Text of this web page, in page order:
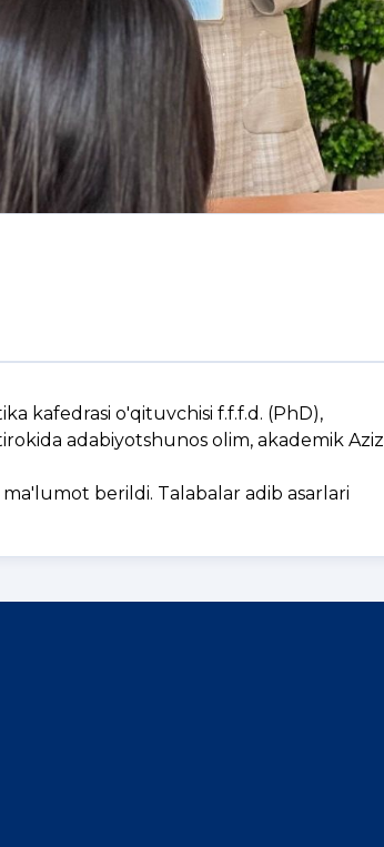
kafedrasi o'qituvchisi f.f.f.d. (PhD),
adabiyotshunos olim, akademik Aziz
berildi. Talabalar adib asarlari